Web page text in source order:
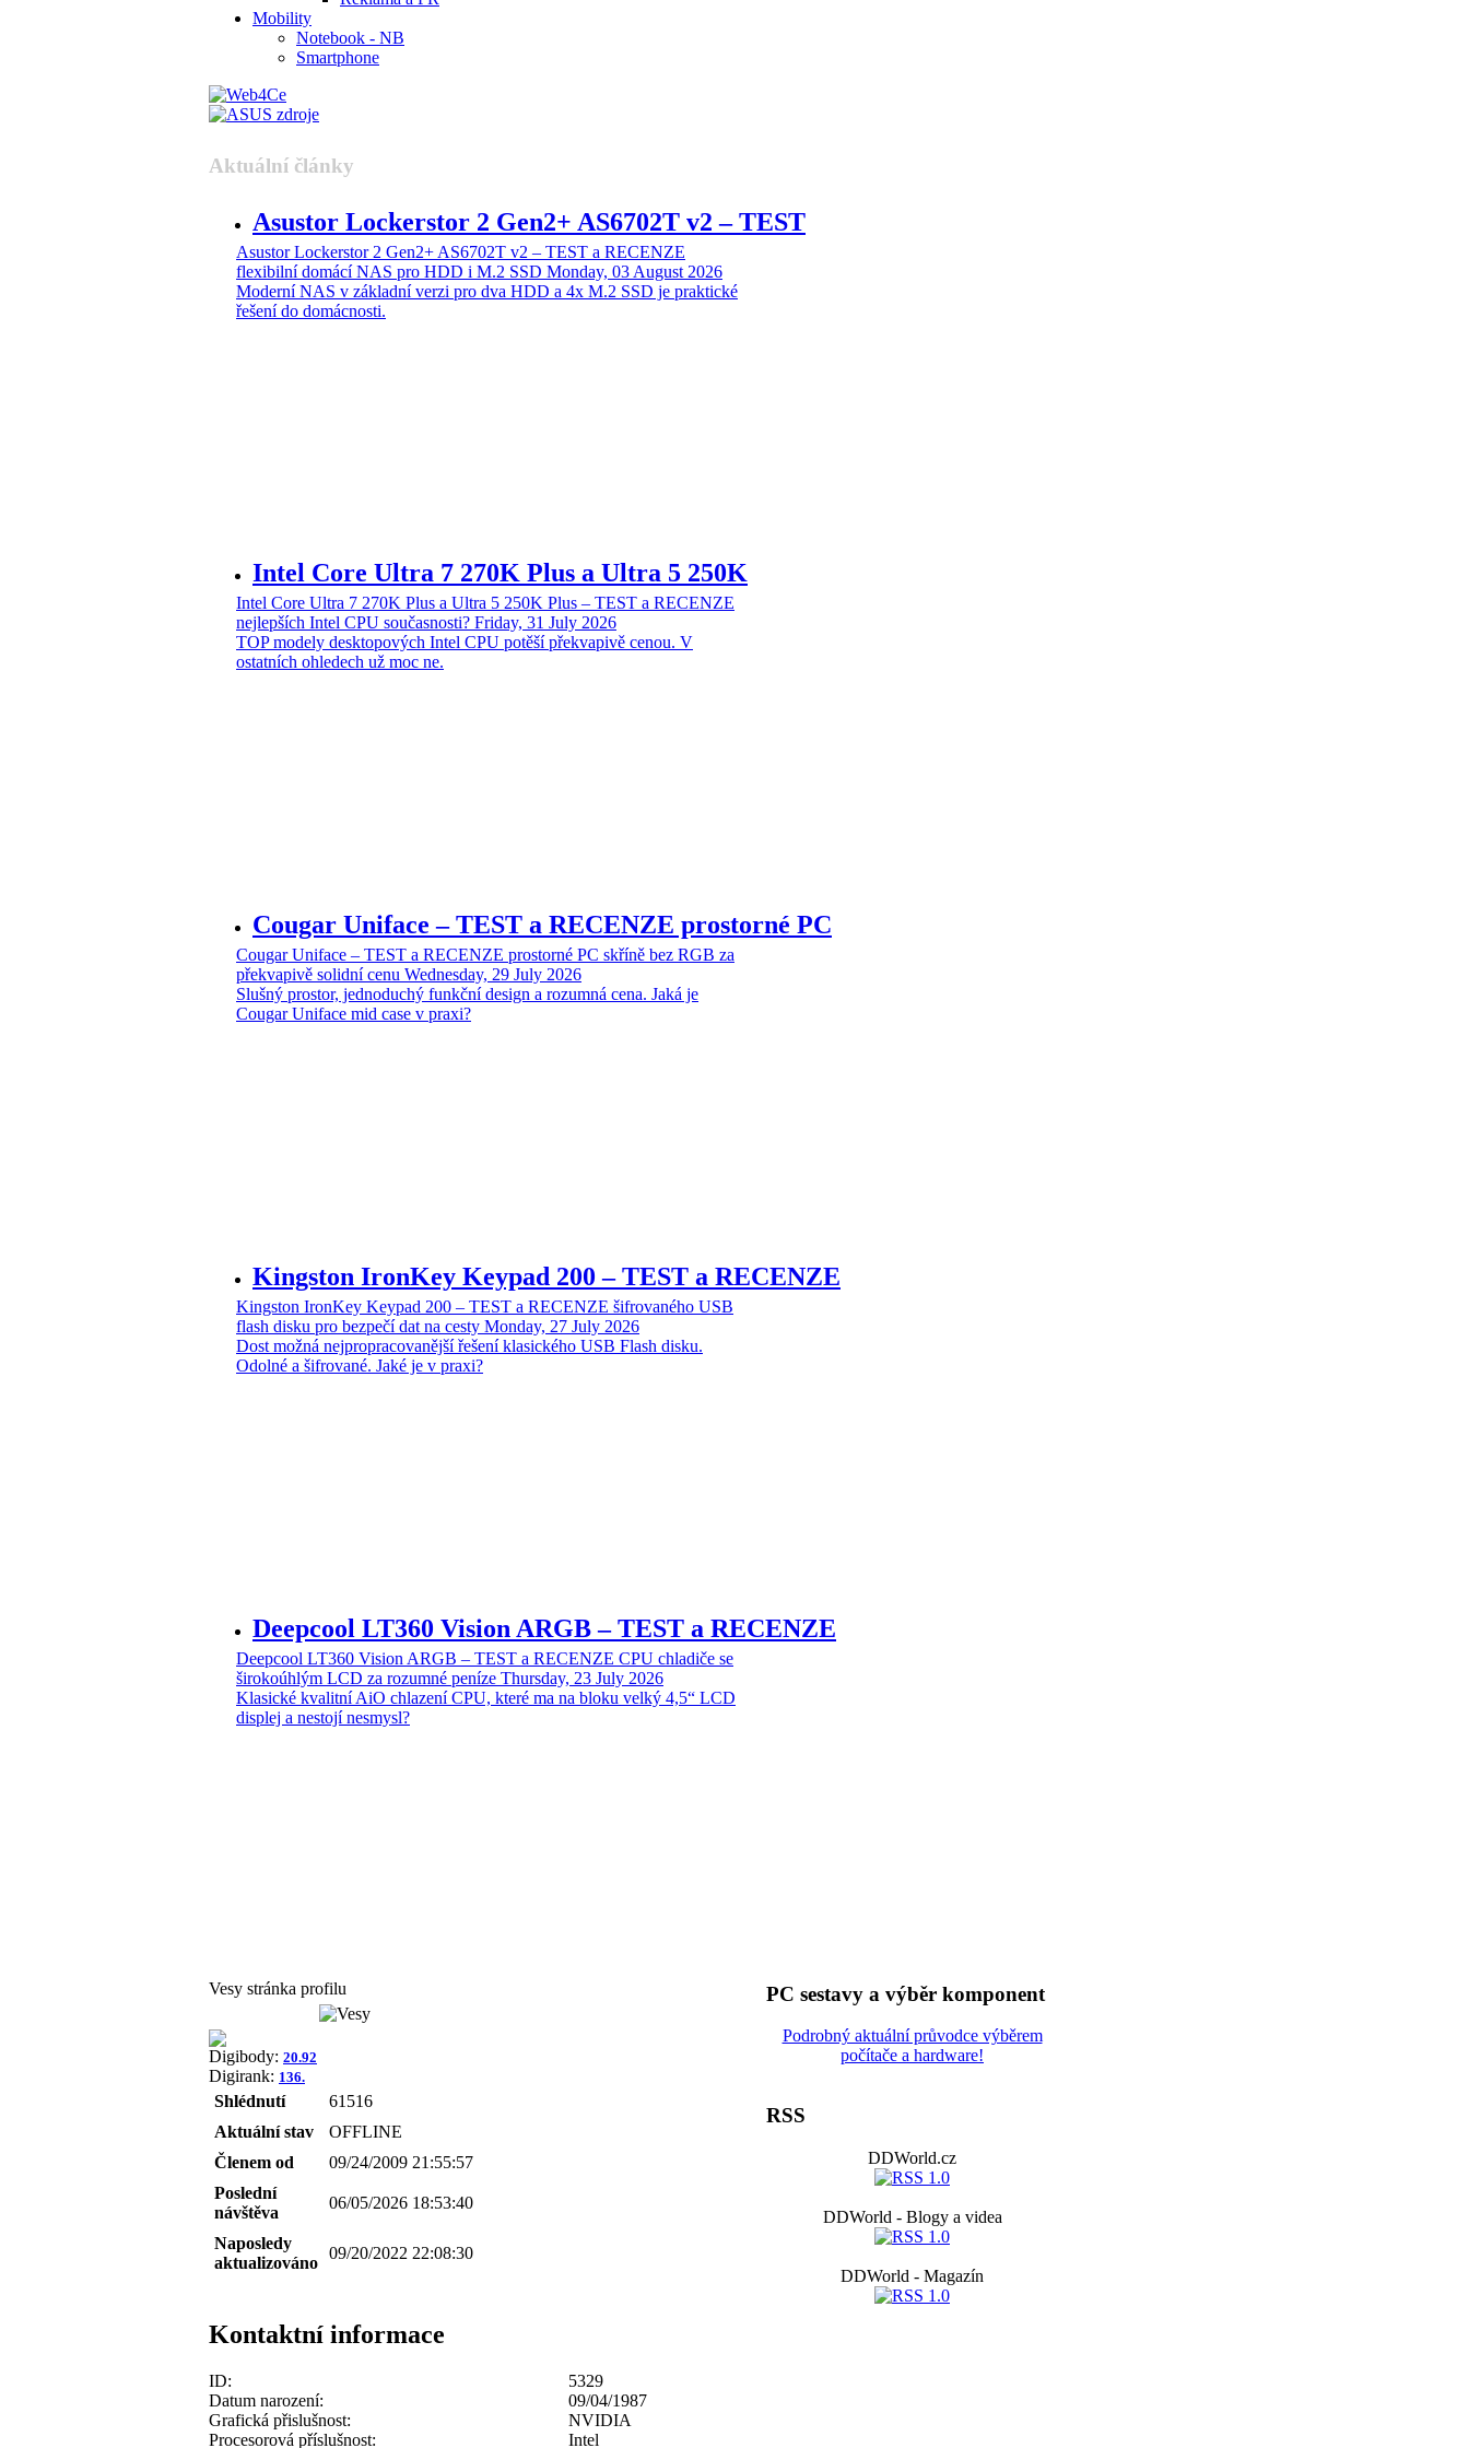
Mobility
Notebook - NB
Smartphone
Aktuální články
Asustor Lockerstor 2 Gen2+ AS6702T v2 – TEST
Asustor Lockerstor 2 Gen2+ AS6702T v2 – TEST a RECENZE
flexibilní domácí NAS pro HDD i M.2 SSD Monday, 03 August 2026
Moderní NAS v základní verzi pro dva HDD a 4x M.2 SSD je praktické
řešení do domácnosti.
Intel Core Ultra 7 270K Plus a Ultra 5 250K
Intel Core Ultra 7 270K Plus a Ultra 5 250K Plus – TEST a RECENZE
nejlepších Intel CPU současnosti? Friday, 31 July 2026
TOP modely desktopových Intel CPU potěší překvapivě cenou. V
ostatních ohledech už moc ne.
Cougar Uniface – TEST a RECENZE prostorné PC
Cougar Uniface – TEST a RECENZE prostorné PC skříně bez RGB za
překvapivě solidní cenu Wednesday, 29 July 2026
Slušný prostor, jednoduchý funkční design a rozumná cena. Jaká je
Cougar Uniface mid case v praxi?
Kingston IronKey Keypad 200 – TEST a RECENZE
Kingston IronKey Keypad 200 – TEST a RECENZE šifrovaného USB
flash disku pro bezpečí dat na cesty Monday, 27 July 2026
Dost možná nejpropracovanější řešení klasického USB Flash disku.
Odolné a šifrované. Jaké je v praxi?
Deepcool LT360 Vision ARGB – TEST a RECENZE
Deepcool LT360 Vision ARGB – TEST a RECENZE CPU chladiče se
širokoúhlým LCD za rozumné peníze Thursday, 23 July 2026
Klasické kvalitní AiO chlazení CPU, které ma na bloku velký 4,5“ LCD
displej a nestojí nesmysl?
Vesy stránka profilu
Digibody: 20.92
Digirank: 136.
Shlédnutí
61516
Aktuální stav
OFFLINE
Členem od
09/24/2009 21:55:57
Poslední
návštěva
06/05/2026 18:53:40
Naposledy
aktualizováno
09/20/2022 22:08:30
Kontaktní informace
ID:
5329
Datum narození:
09/04/1987
Grafická přislušnost:
NVIDIA
Procesorová příslušnost:
Intel
PC sestavy a výběr komponent
Podrobný aktuální průvodce výběrem
počítače a hardware!
RSS
DDWorld.cz
DDWorld - Blogy a videa
DDWorld - Magazín